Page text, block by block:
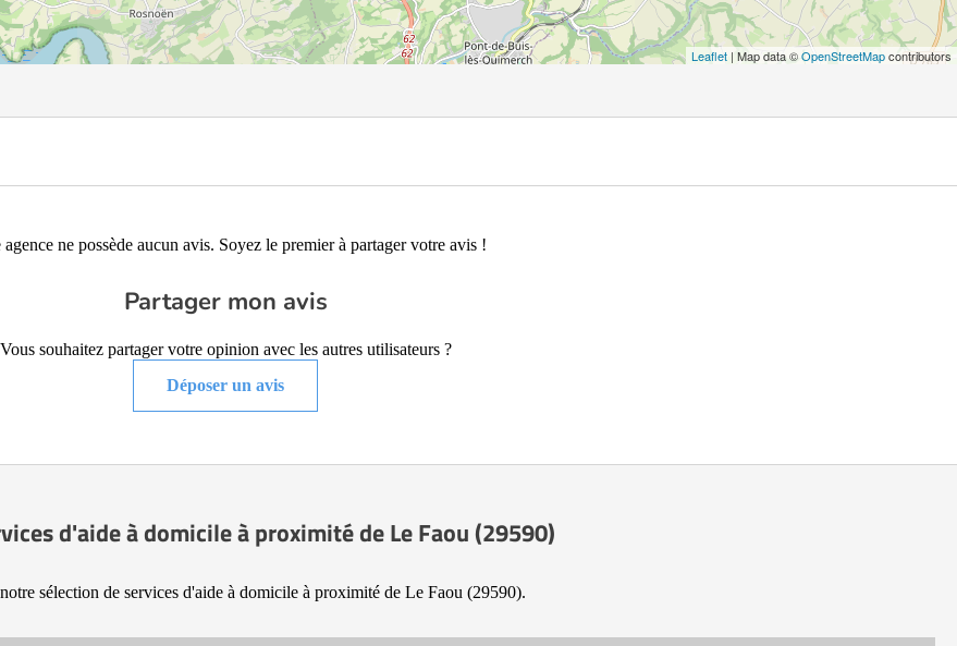
Leaflet | Map data ©OpenStreetMapcontributors
agence ne possède aucun avis. Soyez le premier à partager votre avis !
Partager mon avis
Vous souhaitez partager votre opinion avec les autres utilisateurs ?
Déposer un avis
d'aide à domicile à proximité de Le Faou (29590)
sélection de services d'aide à domicile à proximité de Le Faou (29590).